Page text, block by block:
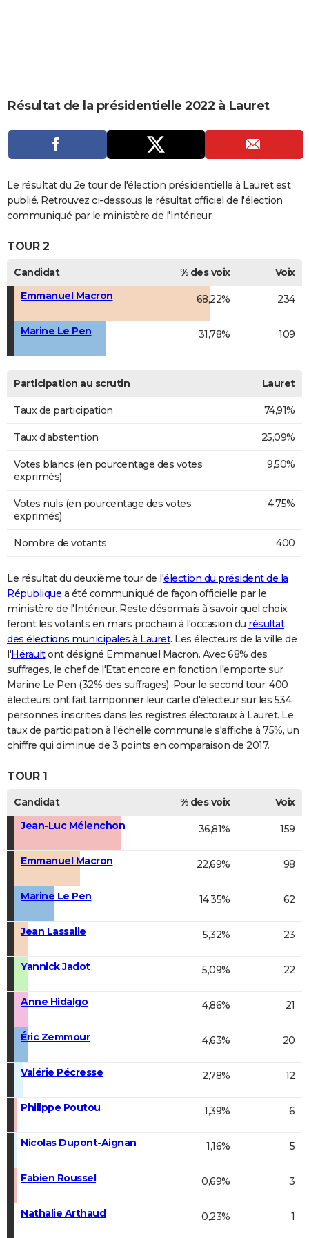
CARTE DE VOEUX
DICTIONNAIRE
Dictionnaire
Biographies
Expressions
Proverbes
PROGRAMME TV
COPAINS D'AVANT
Se connecter
Collèges
Universités
Entreprises
Service militaire
Avis de recherche
AVIS DE DÉCÈS
FORUM
Bricolage
Culture
Television
Voyage
Résultat de la présidentielle 2022 à Lauret
Le résultat du 2e tour de l'élection présidentielle à Lauret est
publié. Retrouvez ci-dessous le résultat officiel de l'élection
communiqué par le ministère de l'Intérieur.
TOUR 2
Candidat % des voix
Voix
Emmanuel Macron
68,22% 234
Marine Le Pen 31,78% 109
Participation au scrutin Lauret
Taux de participation 74,91%
Taux d'abstention 25,09%
Votes blancs (en pourcentage des votes
exprimés)
9,50%
Votes nuls (en pourcentage des votes
exprimés)
4,75%
Nombre de votants 400
Le résultat du deuxième tour de l'élection du président de la
République a été communiqué de façon officielle par le
ministère de l'Intérieur. Reste désormais à savoir quel choix
feront les votants en mars prochain à l'occasion du résultat
des élections municipales à Lauret. Les électeurs de la ville de
l'Héraultont désigné Emmanuel Macron. Avec 68% des
suffrages, le chef de l'Etat encore en fonction l'emporte sur
Marine Le Pen (32% des suffrages). Pour le second tour, 400
électeurs ont fait tamponner leur carte d'électeur sur les 534
personnes inscrites dans les registres électoraux à Lauret. Le
taux de participation à l'échelle communale s'affiche à 75%, un
chiffre qui diminue de 3 points en comparaison de 2017.
TOUR 1
Candidat % des voix
Voix
Jean-Luc Mélenchon
36,81% 159
Emmanuel Macron 22,69% 98
Marine Le Pen 14,35% 62
Jean Lassalle 5,32% 23
Yannick Jadot 5,09% 22
Anne Hidalgo 4,86% 21
Éric Zemmour 4,63% 20
Valérie Pécresse 2,78% 12
Philippe Poutou 1,39% 6
Nicolas Dupont-Aignan 1,16% 5
Fabien Roussel 0,69% 3
Nathalie Arthaud 0,23% 1